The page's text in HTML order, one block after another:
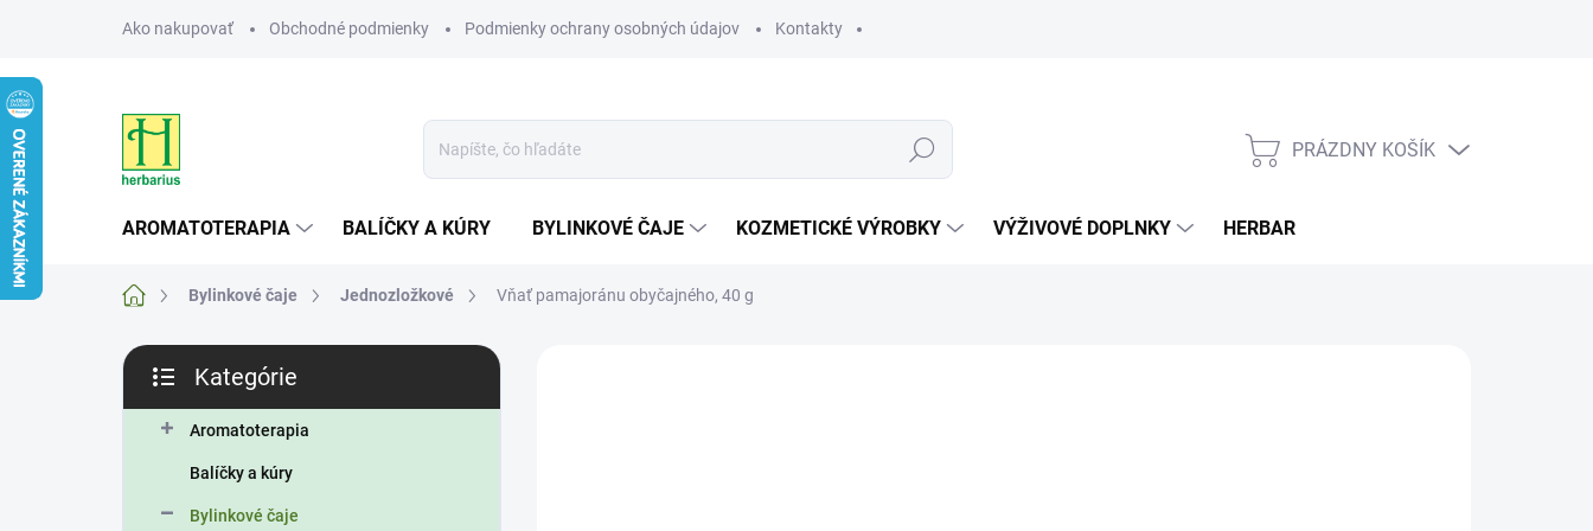
Ako nakupovať Obchodné podmienky Podmienky ochrany osobných údajov Kontakty
Hľadať
NÁKUPNÝ
PRÁZDNY KOŠÍK
AROMATOTERAPIA BALÍČKY A KÚRY BYLINKOVÉ ČAJE KOZMETICKÉ VÝROBKY VÝŽIVOVÉ DOPLNKY HERBAR
DomovBylinkové čaje Jednozložkové Vňať pamajoránu obyčajného, 40 g
B
č
kategórie
Kategórie
Aromatoterapia
Balíčky a kúry
Bylinkové čaje